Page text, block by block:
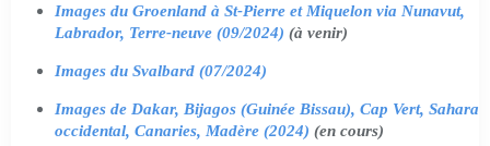
Images du Groenland à St-Pierre et Miquelon via Nunavut,
Labrador, Terre-neuve (09/2024) (à venir)
Images du Svalbard (07/2024)
Images de Dakar, Bijagos (Guinée Bissau), Cap Vert, Sahara
occidental, Canaries, Madère (2024) (en cours)